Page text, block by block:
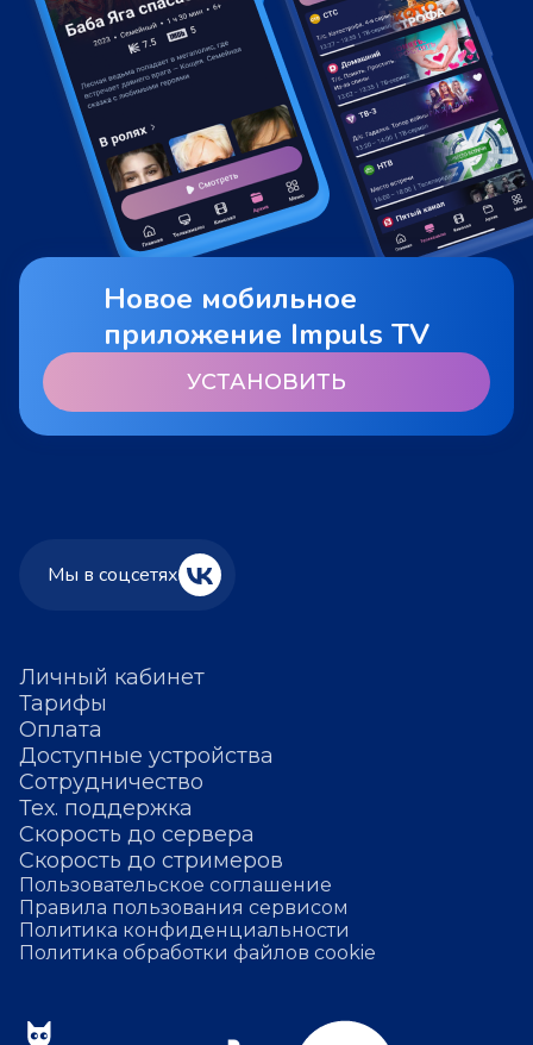
Новое мобильное
приложение Impuls TV
УСТАНОВИТЬ
Личный кабинет
Тарифы
Оплата
Доступные устройства
Сотрудничество
Тех. поддержка
Скорость до сервера
Скорость до стримеров
Пользовательское соглашение
Правила пользования сервисом
Политика конфиденциальности
Политика обработки файлов cookie
Мы в соцсетях